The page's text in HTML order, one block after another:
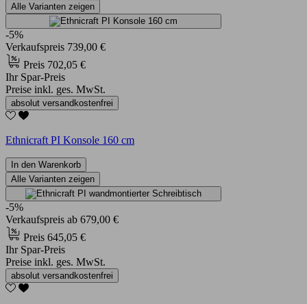
Alle Varianten zeigen
-5%
Verkaufspreis 739,00 €
Preis 702,05 €
Ihr Spar-Preis
Preise inkl. ges. MwSt.
absolut versandkostenfrei
Ethnicraft PI Konsole 160 cm
In den Warenkorb
Alle Varianten zeigen
-5%
Verkaufspreis ab 679,00 €
Preis 645,05 €
Ihr Spar-Preis
Preise inkl. ges. MwSt.
absolut versandkostenfrei